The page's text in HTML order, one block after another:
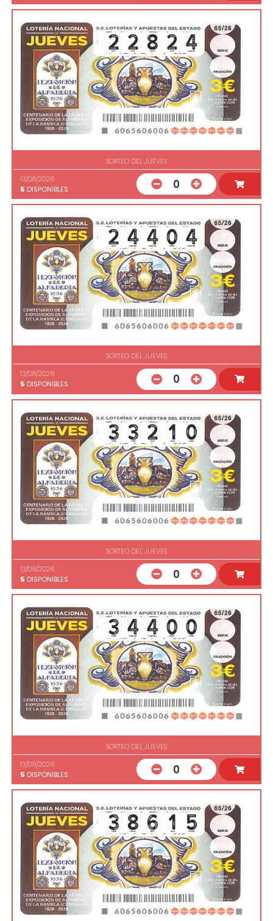
SORTEO DEL JUEVES
13/08/2026
5 DISPONIBLES 0
SORTEO DEL JUEVES
13/08/2026
5 DISPONIBLES 0
SORTEO DEL JUEVES
13/08/2026
5 DISPONIBLES 0
SORTEO DEL JUEVES
13/08/2026
5 DISPONIBLES 0